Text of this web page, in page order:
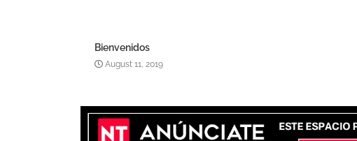
Bienvenidos
August 11, 2019